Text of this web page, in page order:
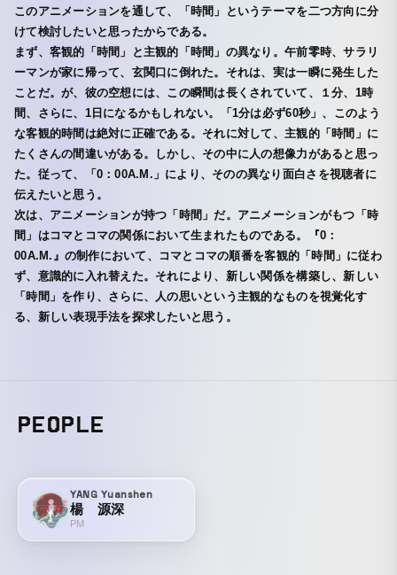
このアニメーションを通して、「時間」というテーマを二つ方向に分
けて検討したいと思ったからである。
まず、客観的「時間」と主観的「時間」の異なり。午前零時、サラリ
ーマンが家に帰って、玄関口に倒れた。それは、実は一瞬に発生した
ことだ。が、彼の空想には、この瞬間は長くされていて、１分、1時
間、さらに、1日になるかもしれない。「1分は必ず60秒」、このよう
な客観的時間は絶対に正確である。それに対して、主観的「時間」に
たくさんの間違いがある。しかし、その中に人の想像力があると思っ
た。従って、「0：00A.M.」により、そのの異なり面白さを視聴者に
伝えたいと思う。
次は、アニメーションが持つ「時間」だ。アニメーションがもつ「時
間」はコマとコマの関係において生まれたものである。『0：
00A.M.』の制作において、コマとコマの順番を客観的「時間」に従わ
ず、意識的に入れ替えた。それにより、新しい関係を構築し、新しい
「時間」を作り、さらに、人の思いという主観的なものを視覚化す
る、新しい表現手法を探求したいと思う。
PEOPLE
YANG Yuanshen
楊 源深
PM